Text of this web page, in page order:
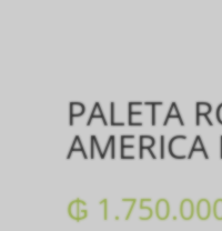
PALETA
AMERICA
₲